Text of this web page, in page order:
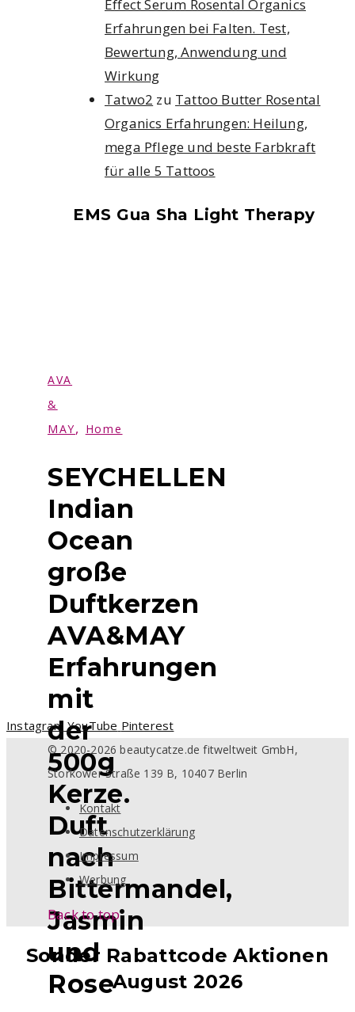
AVA
&
MAY, Home
SEYCHELLEN
Indian
Ocean
große
Duftkerzen
AVA&MAY
Erfahrungen
mit
der
500g
Kerze.
Duft
nach
Bittermandel,
Jasmin
und
Rose
Effect Serum Rosental Organics
Erfahrungen bei Falten. Test,
Bewertung, Anwendung und
Wirkung
Tatwo2 zu Tattoo Butter Rosental
Organics Erfahrungen: Heilung,
mega Pflege und beste Farbkraft
für alle 5 Tattoos
EMS Gua Sha Light Therapy
Instagram YouTube Pinterest
© 2020-2026 beautycatze.de fitweltweit GmbH,
Storkower Straße 139 B, 10407 Berlin
Kontakt
Datenschutzerklärung
Impressum
Werbung
Back to top
Sonder Rabattcode Aktionen
August 2026